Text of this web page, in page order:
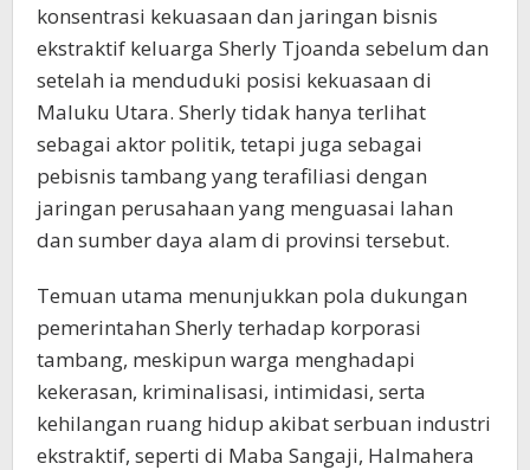
konsentrasi kekuasaan dan jaringan bisnis
ekstraktif keluarga Sherly Tjoanda sebelum dan
setelah ia menduduki posisi kekuasaan di
Maluku Utara. Sherly tidak hanya terlihat
sebagai aktor politik, tetapi juga sebagai
pebisnis tambang yang terafiliasi dengan
jaringan perusahaan yang menguasai lahan
dan sumber daya alam di provinsi tersebut.
Temuan utama menunjukkan pola dukungan
pemerintahan Sherly terhadap korporasi
tambang, meskipun warga menghadapi
kekerasan, kriminalisasi, intimidasi, serta
kehilangan ruang hidup akibat serbuan industri
ekstraktif, seperti di Maba Sangaji, Halmahera